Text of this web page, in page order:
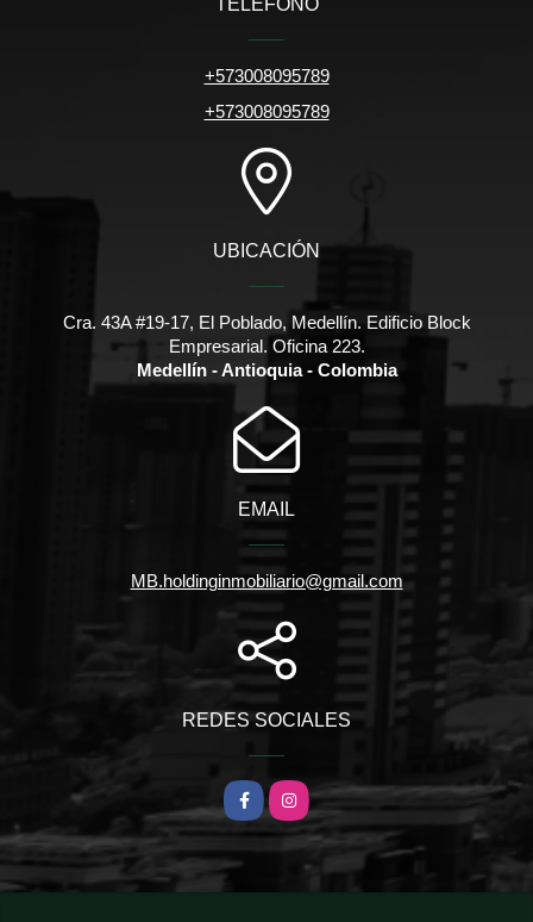
TELÉFONO
+573008095789
+573008095789
UBICACIÓN
Cra. 43A #19-17, El Poblado, Medellín. Edificio Block
Empresarial. Oficina 223.
Medellín - Antioquia - Colombia
EMAIL
MB.holdinginmobiliario@gmail.com
REDES SOCIALES
FacebookInstagram